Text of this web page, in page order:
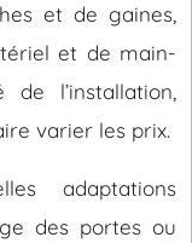
et de gaines,
et de main-
l’installation,
varier les prix.
adaptations
des portes ou